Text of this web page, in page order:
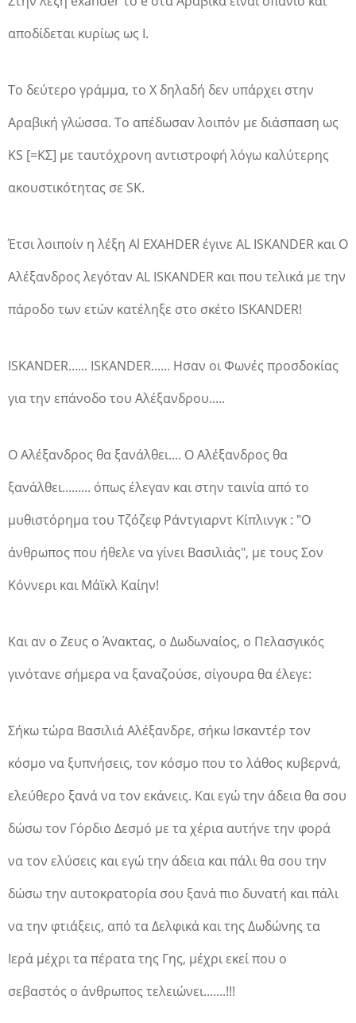
αποδίδεται κυρίως ως Ι.
Το δεύτερο γράμμα, το Χ δηλαδή δεν υπάρχει στην
Αραβική γλώσσα. Το απέδωσαν λοιπόν με διάσπαση ως
KS [=ΚΣ] με ταυτόχρονη αντιστροφή λόγω καλύτερης
ακουστικότητας σε SK.
Έτσι λοιποίν η λέξη Al EXAHDER έγινε AL ISKANDER και Ο
Αλέξανδρος λεγόταν AL ISKANDER και που τελικά με την
πάροδο των ετών κατέληξε στο σκέτο ISKANDER!
ISKANDER...... ISKANDER...... Ησαν οι Φωνές προσδοκίας
για την επάνοδο του Αλέξανδρου.....
Ο Αλέξανδρος θα ξανάλθει.... Ο Αλέξανδρος θα
ξανάλθει......... όπως έλεγαν και στην ταινία από το
μυθιστόρημα του Τζόζεφ Ράντγιαρντ Κίπλινγκ : "Ο
άνθρωπος που ήθελε να γίνει Βασιλιάς", με τους Σον
Κόννερι και Μάϊκλ Καίην!
Και αν ο Ζευς ο Άνακτας, ο Δωδωναίος, ο Πελασγικός
γινότανε σήμερα να ξαναζούσε, σίγουρα θα έλεγε:
Σήκω τώρα Βασιλιά Αλέξανδρε, σήκω Ισκαντέρ τον
κόσμο να ξυπνήσεις, τον κόσμο που το λάθος κυβερνά,
ελεύθερο ξανά να τον εκάνεις. Και εγώ την άδεια θα σου
δώσω τον Γόρδιο Δεσμό με τα χέρια αυτήνε την φορά
να τον ελύσεις και εγώ την άδεια και πάλι θα σου την
δώσω την αυτοκρατορία σου ξανά πιο δυνατή και πάλι
να την φτιάξεις, από τα Δελφικά και της Δωδώνης τα
Ιερά μέχρι τα πέρατα της Γης, μέχρι εκεί που ο
σεβαστός ο άνθρωπος τελειώνει.......!!!